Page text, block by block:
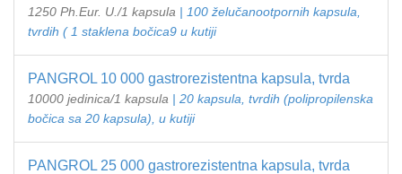
1250 Ph.Eur. U./1 kapsula | 100 želučanootpornih kapsula,
tvrdih ( 1 staklena bočica9 u kutiji
PANGROL 10 000 gastrorezistentna kapsula, tvrda
10000 jedinica/1 kapsula | 20 kapsula, tvrdih (polipropilenska
bočica sa 20 kapsula), u kutiji
PANGROL 25 000 gastrorezistentna kapsula, tvrda